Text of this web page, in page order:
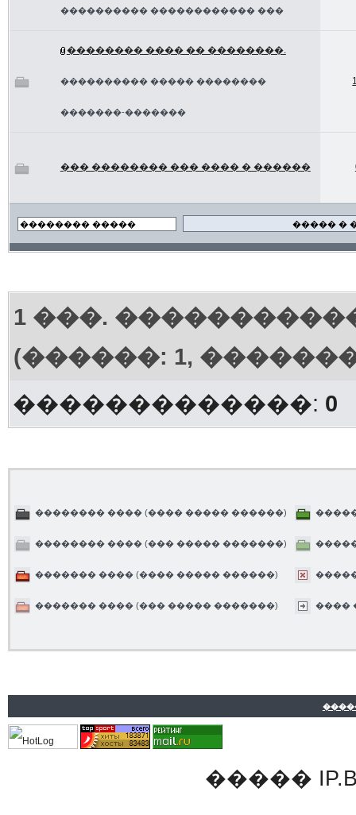
���������� ������������ ���
�������� ���� �� ��������.
���������� ����� ��������
�������-�������
��� �������� ��� ���� � ������
1���.
(������: 1,
�������������: 0
�������� ���� (���� ����� ������)
�������� ���� (��� ����� �������)
������� ���� (���� ����� ������)
������� ���� (��� ����� �������) ����
�����